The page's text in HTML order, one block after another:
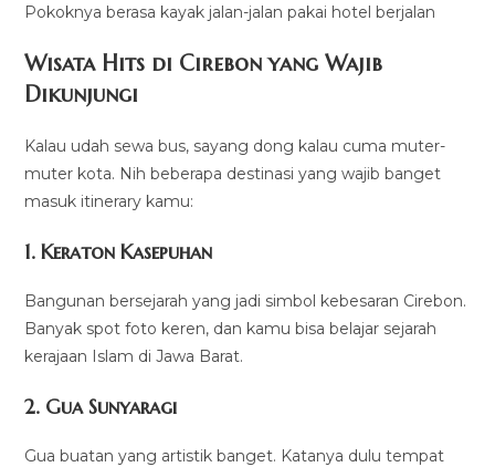
Pokoknya berasa kayak jalan-jalan pakai hotel berjalan
Wisata Hits di Cirebon yang Wajib
Dikunjungi
Kalau udah sewa bus, sayang dong kalau cuma muter-
muter kota. Nih beberapa destinasi yang wajib banget
masuk itinerary kamu:
1. Keraton Kasepuhan
Bangunan bersejarah yang jadi simbol kebesaran Cirebon.
Banyak spot foto keren, dan kamu bisa belajar sejarah
kerajaan Islam di Jawa Barat.
2. Gua Sunyaragi
Gua buatan yang artistik banget. Katanya dulu tempat